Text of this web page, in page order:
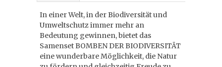
In einer Welt, in der Biodiversität und
Umweltschutz immer mehr an
Bedeutung gewinnen, bietet das
Samenset BOMBEN DER BIODIVERSITÄT
eine wunderbare Möglichkeit, die Natur